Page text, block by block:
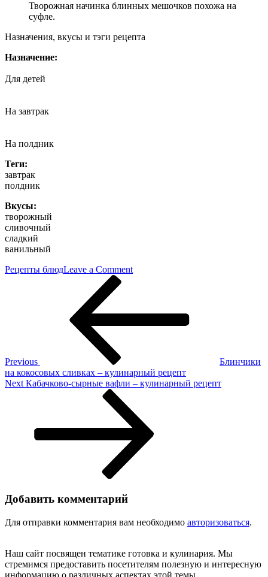
Творожная начинка блинных мешочков похожа на
суфле.
Назначения, вкусы и тэги рецепта
Назначение:
Для детей
На завтрак
На полдник
Теги:
завтрак
полдник
Вкусы:
творожный
сливочный
сладкий
ванильный
Рецепты блюдLeave a Commenton
творогом
Previous
Блинчики
на кокосовых сливках – кулинарный рецепт
Next
Next Кабачково-сырные вафли – кулинарный рецепт
Добавить комментарий
Для отправки комментария вам необходимо авторизоваться.
Наш сайт посвящен тематике готовка и кулинария. Мы
стремимся предоставить посетителям полезную и интересную
информацию о различных аспектах этой темы.